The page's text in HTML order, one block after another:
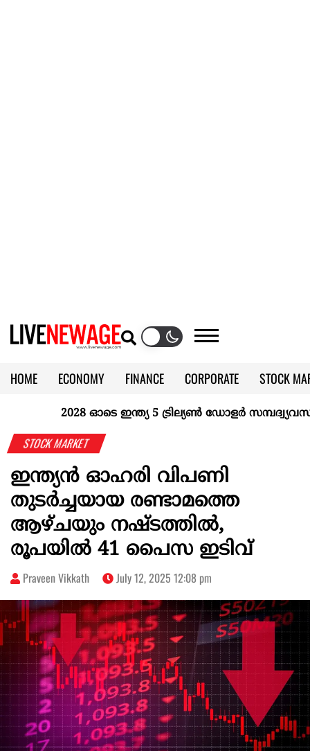
HOME ECONOMY FINANCE CORPORATE
STOCK
KERALA @70
2028 ഓടെ ഇന്ത്യ 5 ട്രില്യണ്‍ ഡോളര്‍
STOCK MARKET
ഇന്ത്യന്‍ ഓഹരി വിപണി
തുടര്‍ച്ചയായ രണ്ടാമത്തെ
ആഴ്ചയും നഷ്ടത്തില്‍,
രൂപയില്‍ 41 പൈസ ഇടിവ്
Praveen Vikkath July 12, 2025 12:08 pm